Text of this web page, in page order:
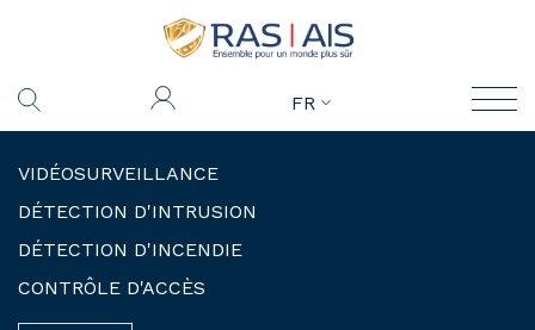
FR
VIDÉOSURVEILLANCE
DÉTECTION D'INTRUSION
DÉTECTION D'INCENDIE
CONTRÔLE D'ACCÈS